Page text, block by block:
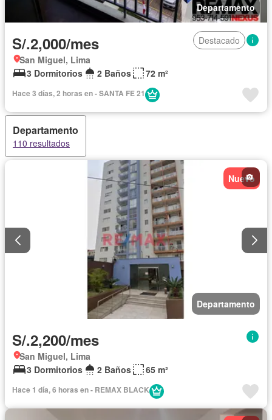
Departamento
S/.2,000/mes
Destacado
San Miguel, Lima
3 Dormitorios
2 Baños 72 m²
Hace 3 días, 2 horas en - SANTA FE 21
Departamento
110 resultados
Nuevo
Departamento
S/.2,200/mes
San Miguel, Lima
3 Dormitorios
2 Baños 65 m²
Hace 1 día, 6 horas en - REMAX BLACK